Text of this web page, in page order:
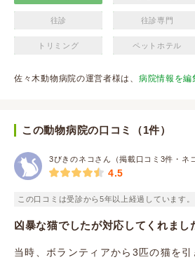
往診 往診専門
トリミング ペットホテル
佐々木動物病院の運営者様は、 病院情報を編
この動物病院の口コミ（1件）
3びきのネコさん（掲載口コミ3件・ネ
4.5
この口コミは受診から5年以上経過しています。
凶暴な猫でしたが対応してくれまし
当時、ボランティアから3匹の猫を引